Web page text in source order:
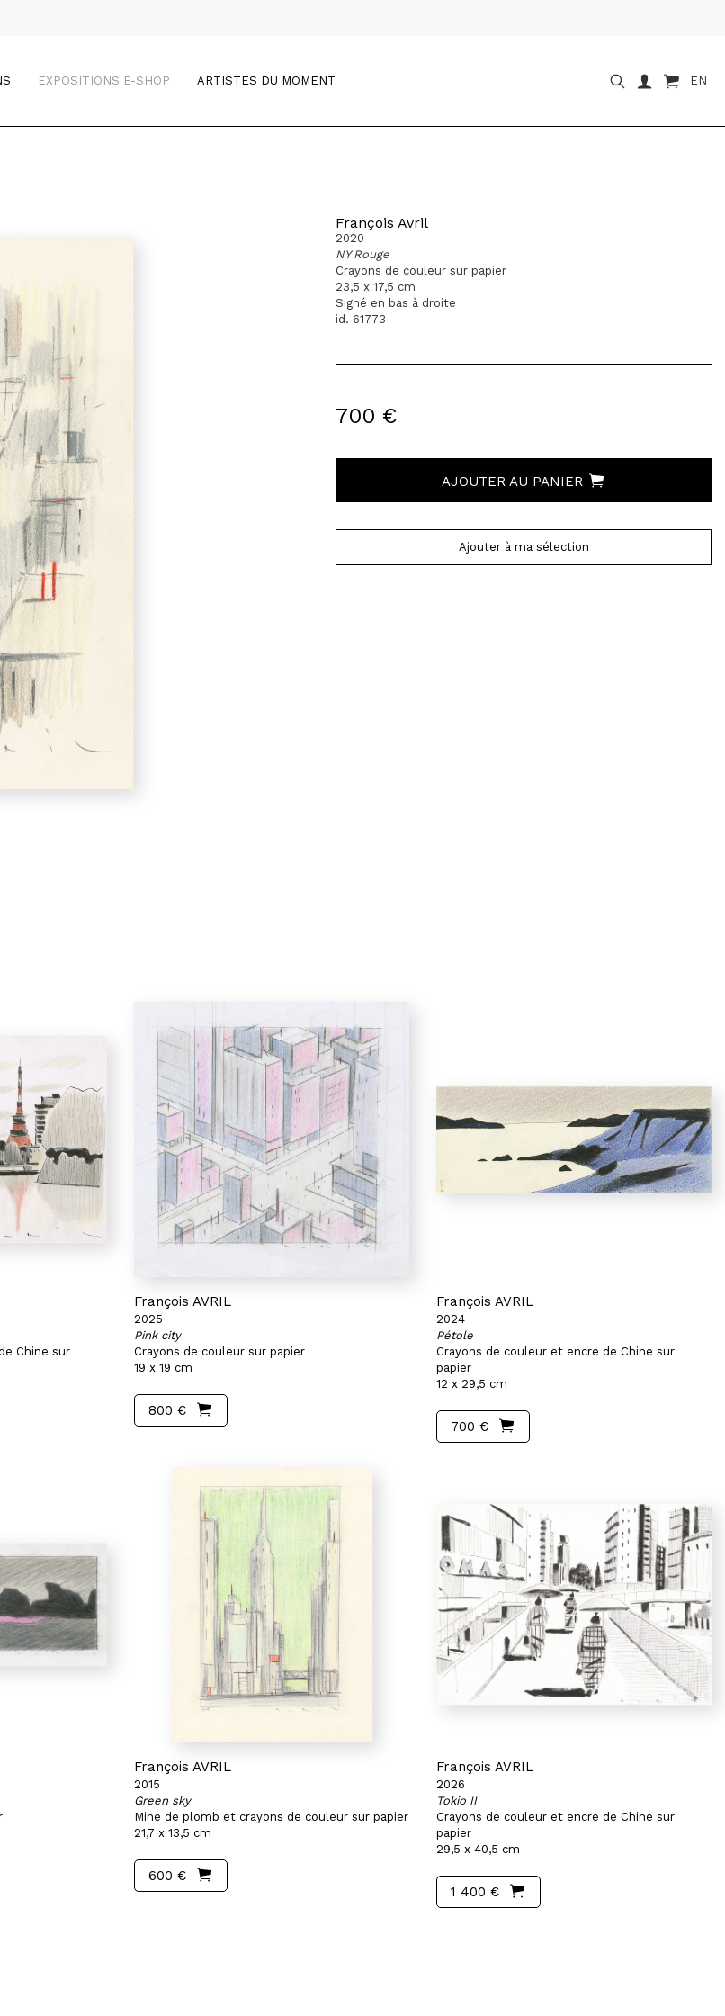
EXPOSITIONS E-SHOP ARTISTES DU MOMENT EN
François Avril
2020
NY Rouge
Crayons de couleur sur papier
23,5 x 17,5 cm
Signé en bas à droite
id. 61773
700 €
AJOUTER AU PANIER
Ajouter à ma sélection
Chine sur
François AVRIL
2025
Pink city
Crayons de couleur sur papier
19 x 19 cm
800 €
François AVRIL
2024
Pétole
Crayons de couleur et encre de Chine sur
papier
12 x 29,5 cm
700 €
François AVRIL
2015
Green sky
Mine de plomb et crayons de couleur sur papier
21,7 x 13,5 cm
600 €
François AVRIL
2026
Tokio II
Crayons de couleur et encre de Chine sur
papier
29,5 x 40,5 cm
1 400 €